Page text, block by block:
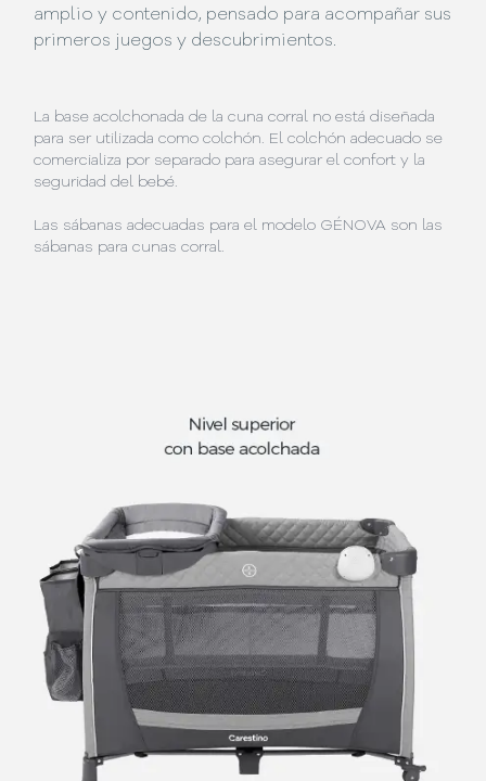
amplio y contenido, pensado para acompañar sus
primeros juegos y descubrimientos.
La base acolchonada de la cuna corral no está diseñada
para ser utilizada como colchón. El colchón adecuado se
comercializa por separado para asegurar el confort y la
seguridad del bebé.
Las sábanas adecuadas para el modelo GÉNOVA son las
sábanas para cunas corral.